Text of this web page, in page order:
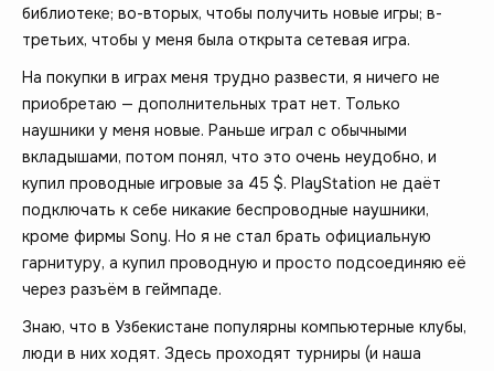
библиотеке; во-вторых, чтобы получить новые игры; в-
третьих, чтобы у меня была открыта сетевая игра.
На покупки в играх меня трудно развести, я ничего не
приобретаю — дополнительных трат нет. Только
наушники у меня новые. Раньше играл с обычными
вкладышами, потом понял, что это очень неудобно, и
купил проводные игровые за 45 $. PlayStation не даёт
подключать к себе никакие беспроводные наушники,
кроме фирмы Sony. Но я не стал брать официальную
гарнитуру, а купил проводную и просто подсоединяю её
через разъём в геймпаде.
Знаю, что в Узбекистане популярны компьютерные клубы,
люди в них ходят. Здесь проходят турниры (и наша